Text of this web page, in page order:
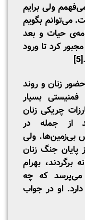
ولی برایم
می‌توانم بگویم
حیات و بعد
کرد تا ورود
[5]
زنان و روند
بسیار
چریکی زنان
از جمله در
بی‌زمین‌ها. ولی
پایان جنگ زنان
برگردند، بهرام
می‌پرسد که چه
او در جواب